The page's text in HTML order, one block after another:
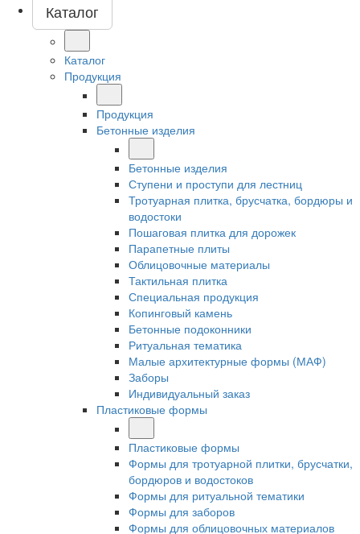
Каталог
Каталог
Продукция
Продукция
Бетонные изделия
Бетонные изделия
Ступени и проступи для лестниц
Тротуарная плитка, брусчатка, бордюры и
водостоки
Пошаговая плитка для дорожек
Парапетные плиты
Облицовочные материалы
Тактильная плитка
Специальная продукция
Копинговый камень
Бетонные подоконники
Ритуальная тематика
Малые архитектурные формы (МАФ)
Заборы
Индивидуальный заказ
Пластиковые формы
Пластиковые формы
Формы для тротуарной плитки, брусчатки,
бордюров и водостоков
Формы для ритуальной тематики
Формы для заборов
Формы для облицовочных материалов